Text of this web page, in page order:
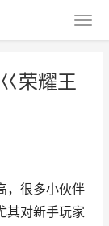
荣耀王
，很多小伙伴
其对新手玩家